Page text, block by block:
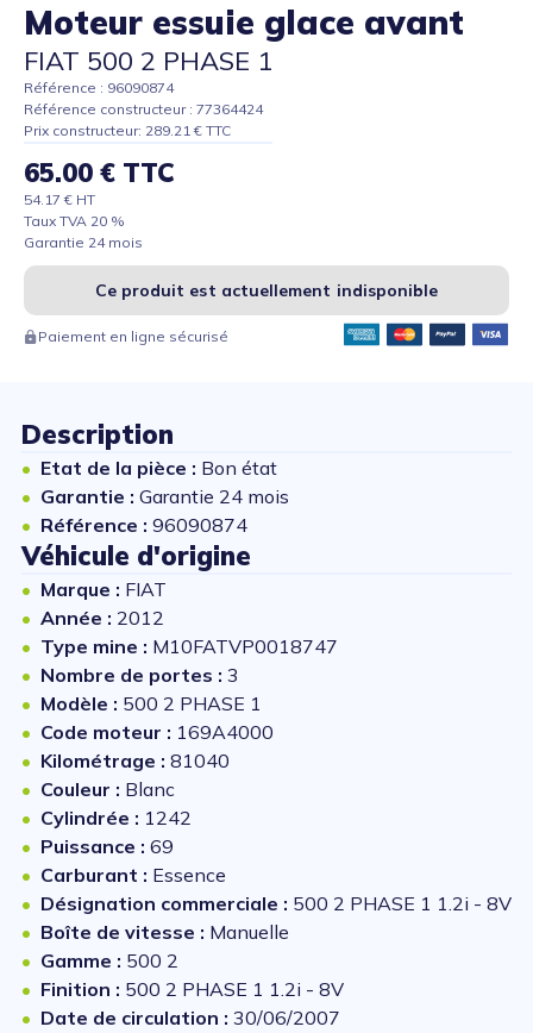
Moteur essuie glace avant
FIAT 500 2 PHASE 1
Référence : 96090874
Référence constructeur : 77364424
Prix constructeur: 289.21 € TTC
65.00 € TTC
54.17 € HT
Taux TVA 20 %
Garantie 24 mois
Ce produit est actuellement indisponible
Paiement en ligne sécurisé
Description
Etat de la pièce : Bon état
Garantie : Garantie 24 mois
Référence : 96090874
Véhicule d'origine
Marque : FIAT
Année : 2012
Type mine : M10FATVP0018747
Nombre de portes : 3
Modèle : 500 2 PHASE 1
Code moteur : 169A4000
Kilométrage : 81040
Couleur : Blanc
Cylindrée : 1242
Puissance : 69
Carburant : Essence
Désignation commerciale : 500 2 PHASE 1 1.2i - 8V
Boîte de vitesse : Manuelle
Gamme : 500 2
Finition : 500 2 PHASE 1 1.2i - 8V
Date de circulation : 30/06/2007